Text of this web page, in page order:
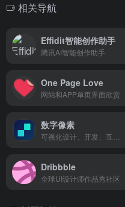
相关导航
Effidit智能创作助手
腾讯AI智能创作助手
One Page Love
网站和APP单页界面欣赏
数字像素
Dribbble
全球UI设计师作品秀社区